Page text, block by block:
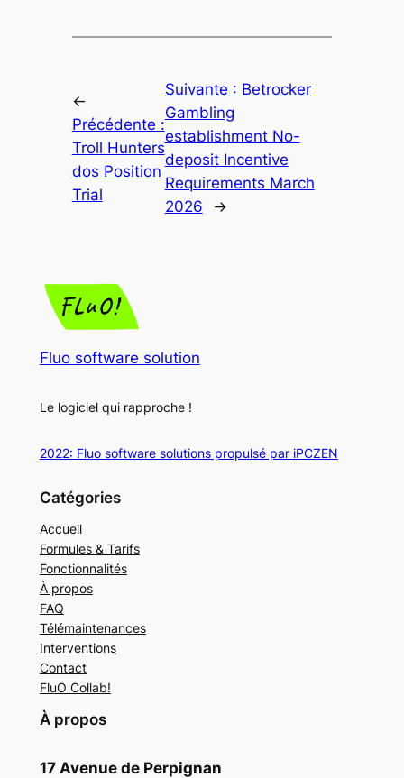
←
Précédente :
Troll Hunters
dos Position
Trial
Suivante : Betrocker
Gambling
establishment No-
deposit Incentive
Requirements March
2026
→
Fluo software solution
Le logiciel qui rapproche !
2022: Fluo software solutions propulsé par iPCZEN
Catégories
Accueil
Formules & Tarifs
Fonctionnalités
À propos
FAQ
Télémaintenances
Interventions
Contact
FluO Collab!
À propos
17 Avenue de Perpignan